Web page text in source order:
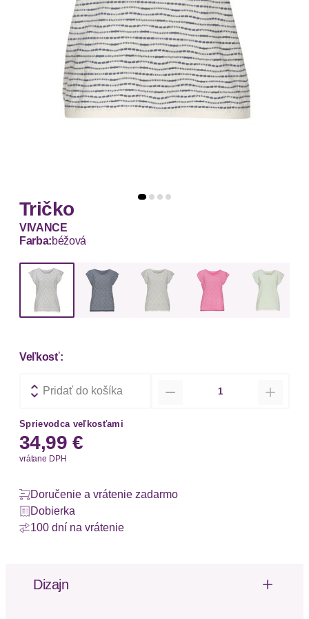
Tričko
VIVANCE
Farba:béžová
Veľkosť:
Pridať do košíka
Sprievodca veľkosťami
34,99 €
vrátane DPH
Doručenie a vrátenie zadarmo
Dobierka
100 dní na vrátenie
Dizajn